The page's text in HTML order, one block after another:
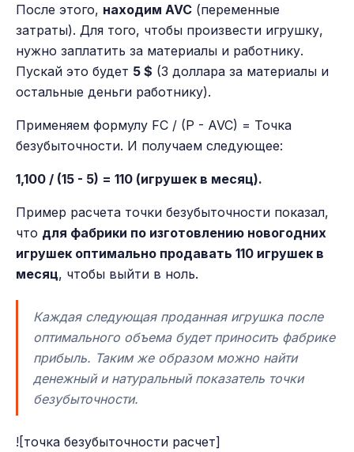
После этого, находим AVC (переменные
затраты). Для того, чтобы произвести игрушку,
нужно заплатить за материалы и работнику.
Пускай это будет 5 $ (3 доллара за материалы и
остальные деньги работнику).
Применяем формулу FC / (P - AVC) = Точка
безубыточности. И получаем следующее:
1,100 / (15 - 5) = 110 (игрушек в месяц).
Пример расчета точки безубыточности показал,
что для фабрики по изготовлению новогодних
игрушек оптимально продавать 110 игрушек в
месяц, чтобы выйти в ноль.
Каждая следующая проданная игрушка после
оптимального объема будет приносить фабрике
прибыль. Таким же образом можно найти
денежный и натуральный показатель точки
безубыточности.
![точка безубыточности расчет]